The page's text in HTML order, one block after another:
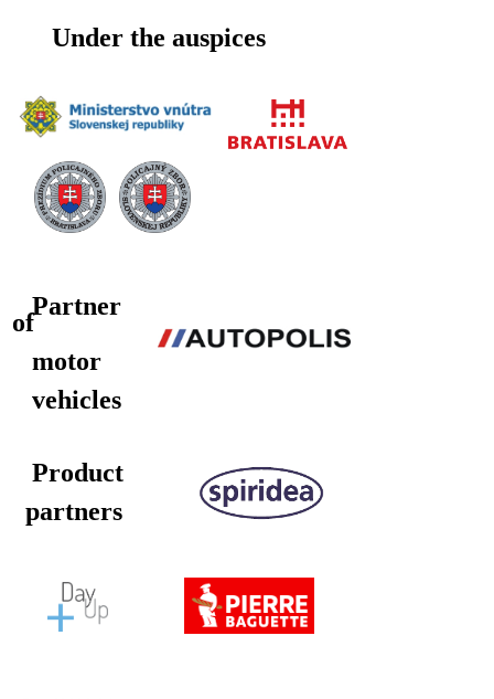
Under the auspices
Partner
of
motor
vehicles
Product
partners